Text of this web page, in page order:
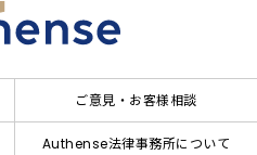
ご意見・お客様相談
Authense法律事務所について